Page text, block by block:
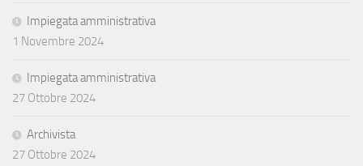
Impiegata amministrativa
1 Novembre 2024
Impiegata amministrativa
27 Ottobre 2024
Archivista
27 Ottobre 2024